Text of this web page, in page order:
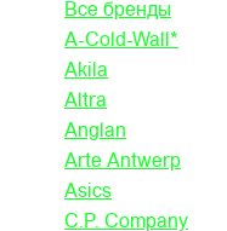
Все бренды
A-Cold-Wall*
Akila
Altra
Anglan
Arte Antwerp
Asics
C.P. Company